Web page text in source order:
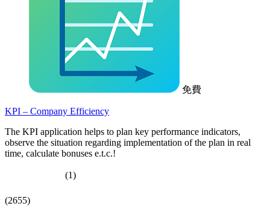
免費
KPI – Company Efficiency
The KPI application helps to plan key performance indicators,
observe the situation regarding implementation of the plan in real
time, calculate bonuses e.t.c.!
(1)
(2655)